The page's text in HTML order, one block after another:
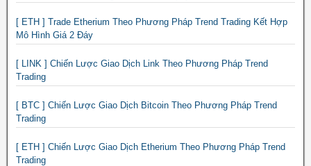
[ ETH ] Trade Etherium Theo Phương Pháp Trend Trading Kết Hợp
Mô Hình Giá 2 Đáy
[ LINK ] Chiến Lược Giao Dịch Link Theo Phương Pháp Trend
Trading
[ BTC ] Chiến Lược Giao Dịch Bitcoin Theo Phương Pháp Trend
Trading
[ ETH ] Chiến Lược Giao Dịch Etherium Theo Phương Pháp Trend
Trading